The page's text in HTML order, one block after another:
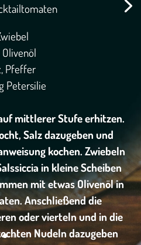
Olivenöl
Pfeffer
Petersilie
mittlerer Stufe erhitzen.
Salz dazugeben und
kochen. Zwiebeln
in kleine Scheiben
mit etwas Olivenöl in
Anschließend die
oder vierteln und in die
Nudeln dazugeben